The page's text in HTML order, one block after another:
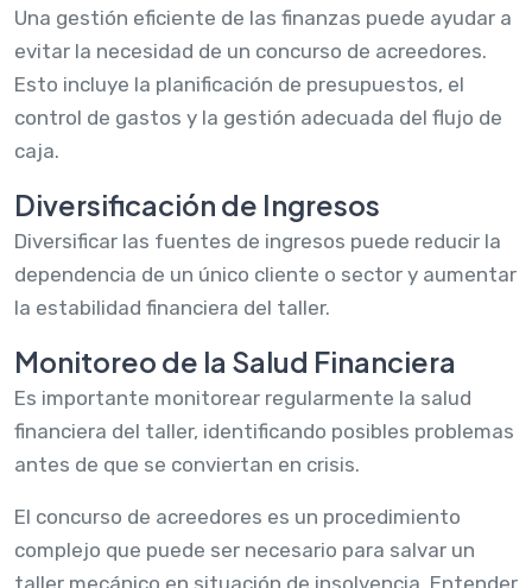
Una gestión eficiente de las finanzas puede ayudar a
evitar la necesidad de un concurso de acreedores.
Esto incluye la planificación de presupuestos, el
control de gastos y la gestión adecuada del flujo de
caja.
Diversificación de Ingresos
Diversificar las fuentes de ingresos puede reducir la
dependencia de un único cliente o sector y aumentar
la estabilidad financiera del taller.
Monitoreo de la Salud Financiera
Es importante monitorear regularmente la salud
financiera del taller, identificando posibles problemas
antes de que se conviertan en crisis.
El concurso de acreedores es un procedimiento
complejo que puede ser necesario para salvar un
taller mecánico en situación de insolvencia. Entender